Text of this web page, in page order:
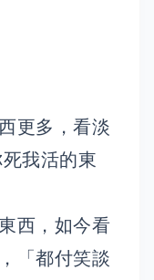
更多，看淡
我活的東
西，如今看
「都付笑談